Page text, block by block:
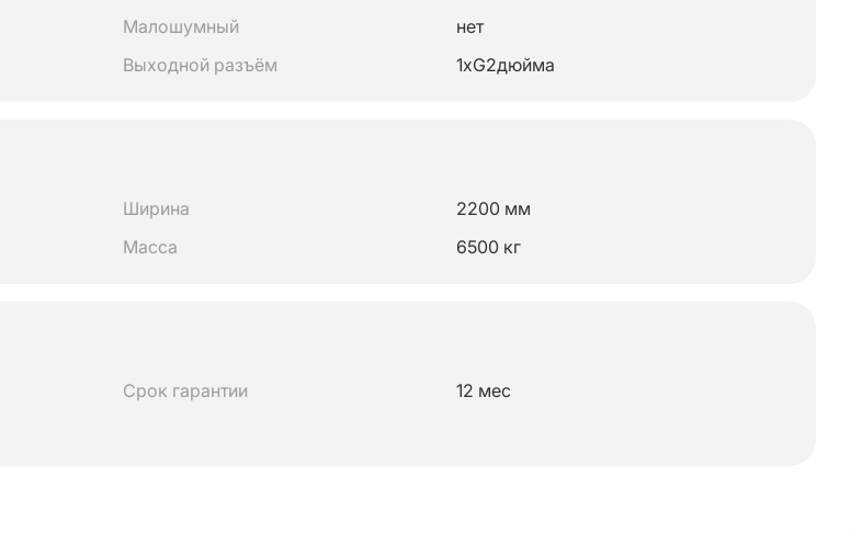
Малошумный
нет
Выходной разъём 1хG2дюйма
Ширина
2200 мм
Масса 6500 кг
Срок гарантии
12 мес